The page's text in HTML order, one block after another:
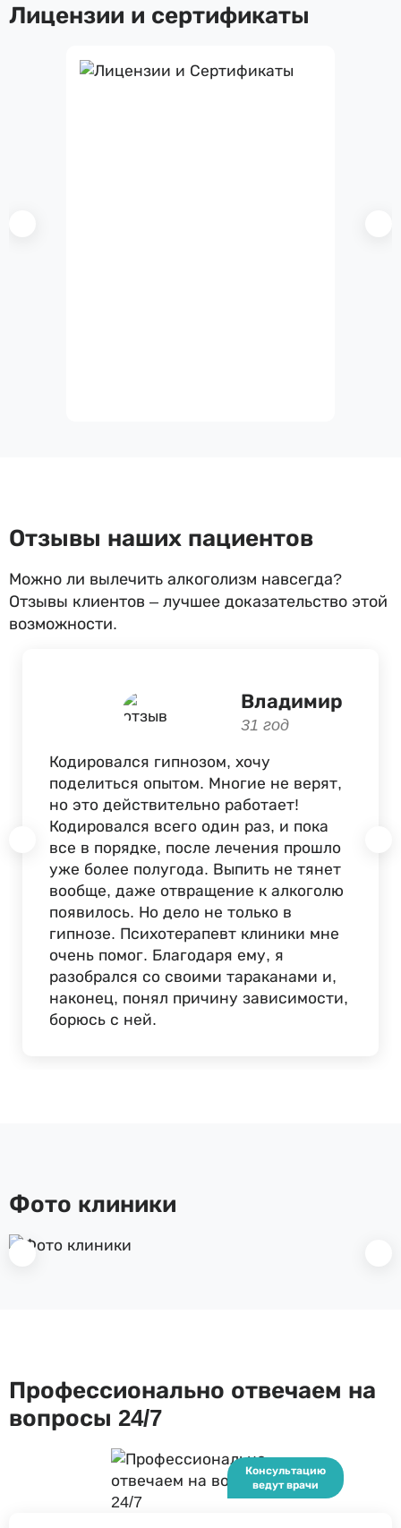
Лицензии и сертификаты
Отзывы наших пациентов
Можно ли вылечить алкоголизм навсегда?
Отзывы клиентов – лучшее доказательство этой
возможности.
Владимир
31 год
Кодировался гипнозом, хочу
поделиться опытом. Многие не верят,
но это действительно работает!
Кодировался всего один раз, и пока
все в порядке, после лечения прошло
уже более полугода. Выпить не тянет
вообще, даже отвращение к алкоголю
появилось. Но дело не только в
гипнозе. Психотерапевт клиники мне
очень помог. Благодаря ему, я
разобрался со своими тараканами и,
наконец, понял причину зависимости,
борюсь с ней.
Фото клиники
Профессионально отвечаем на
вопросы 24/7